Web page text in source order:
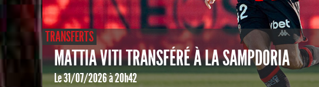
TRANSFERTS
MATTIA VITI TRANSFÉRÉ À LA SAMPDORIA
Le 31/07/2026 à 20h42